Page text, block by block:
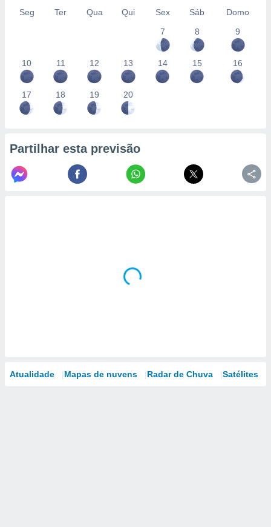
Seg Ter Qua Qui Sex Sáb
Domo
7
8 9
10 11 12 13 14 15 16
17 18 19 20
Partilhar esta previsão
Atualidade Mapas de nuvens Radar de Chuva Satélites